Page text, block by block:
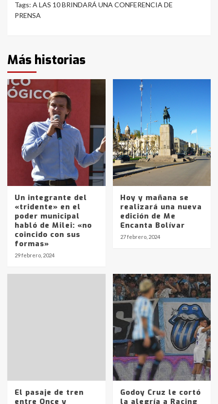
Tags: A LAS 10 BRINDARÁ UNA CONFERENCIA DE
PRENSA
Más historias
Un integrante del
«tridente» en el
poder municipal
habló de Milei: «no
coincido con sus
formas»
29 febrero, 2024
Hoy y mañana se
realizará una nueva
edición de Me
Encanta Bolívar
27 febrero, 2024
El pasaje de tren
entre Once y
Godoy Cruz le cortó
la alegría a Racing